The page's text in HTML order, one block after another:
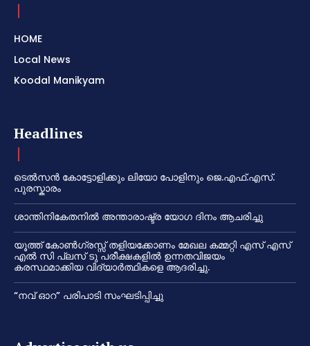
HOME
Local News
Koodal Manikyam
Headlines
ടെൽസൻ കോട്ടോളിക്കും ലിയോ പോളിനും ജെ.എഫ്.എസ്.
പുരസ്കാരം
ശാന്തിനികേതനിൽ അന്താരാഷ്ട്ര യോഗ ദിനം ആചരിച്ചു
യൂത്ത് കോൺഗ്രസ്സ് തളിയക്കോണം മേഖല കമ്മറ്റി എസ് എസ്
എൽ സി പ്ലസ് ടു പരീക്ഷകളിൽ ഉന്നതവിജയം
കരസ്ഥമാക്കിയ വിദ്യാർത്ഥികളെ ആദരിച്ചു.
“നവ് ഓറ” പരിപാടി സംഘടിപ്പിച്ചു